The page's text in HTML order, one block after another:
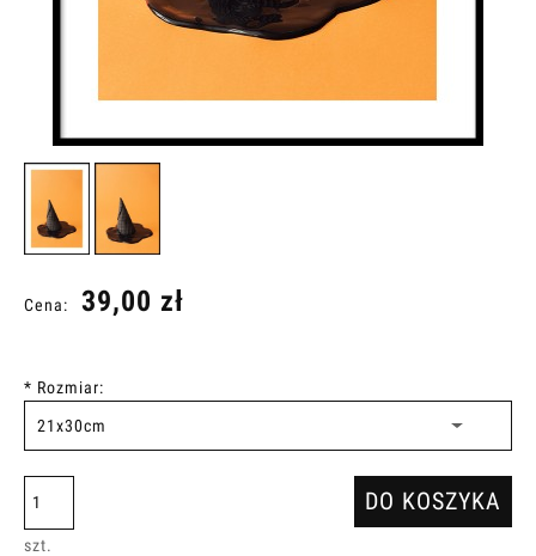
Cena: 39,00 zł
* Rozmiar:
szt.
DO KOSZYKA